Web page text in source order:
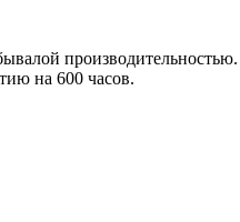
на 600 часов.